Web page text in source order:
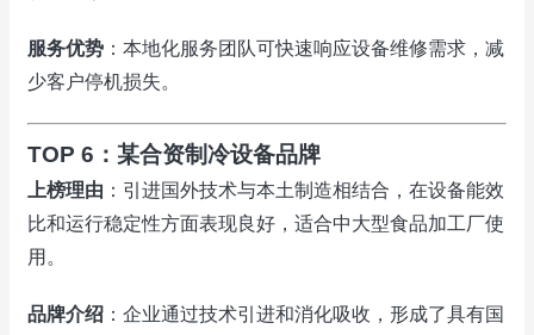
服务优势 ：本地化服务团队可快速响应设备维修需求，减
少客户停机损失。
TOP 6：某合资制冷设备品牌
上榜理由 ：引进国外技术与本土制造相结合，在设备能效
比和运行稳定性方面表现良好，适合中大型食品加工厂使
用。
品牌介绍 ：企业通过技术引进和消化吸收，形成了具有国